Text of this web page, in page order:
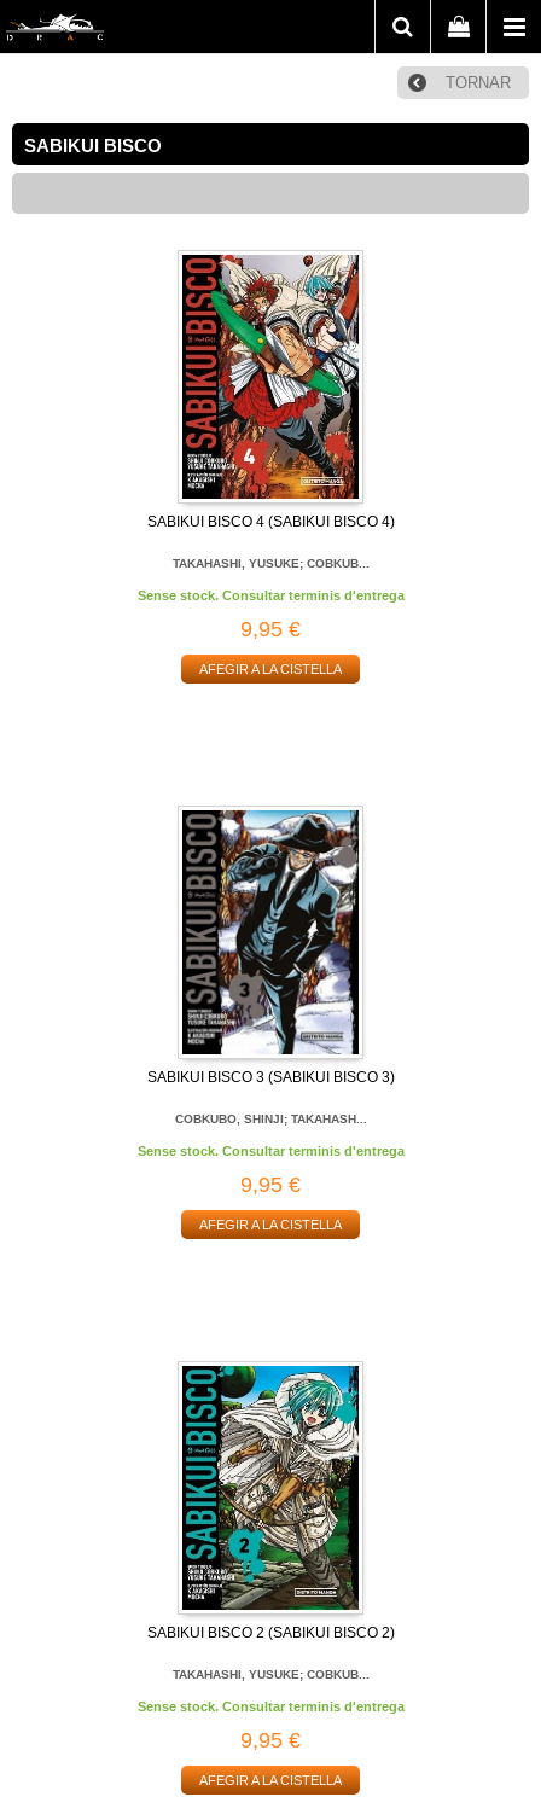
TORNAR
SABIKUI BISCO
SABIKUI BISCO 4 (SABIKUI BISCO 4)
TAKAHASHI, YUSUKE; COBKUB...
Sense stock. Consultar terminis d'entrega
9,95 €
AFEGIR A LA CISTELLA
SABIKUI BISCO 3 (SABIKUI BISCO 3)
COBKUBO, SHINJI; TAKAHASH...
Sense stock. Consultar terminis d'entrega
9,95 €
AFEGIR A LA CISTELLA
SABIKUI BISCO 2 (SABIKUI BISCO 2)
TAKAHASHI, YUSUKE; COBKUB...
Sense stock. Consultar terminis d'entrega
9,95 €
AFEGIR A LA CISTELLA